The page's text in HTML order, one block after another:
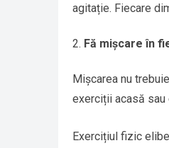
agitație. Fiecare
Fă mișcare în
Mișcarea nu
exerciții acasă
Exercițiul fizic